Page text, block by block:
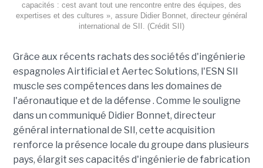
capacités : cest avant tout une rencontre entre des équipes, des
expertises et des cultures », assure Didier Bonnet, directeur général
international de SII. (Crédit SII)
Grâce aux récents rachats des sociétés d'ingénierie
espagnoles Airtificial et Aertec Solutions, l'ESN SII
muscle ses compétences dans les domaines de
l'aéronautique et de la défense . Comme le souligne
dans un communiqué Didier Bonnet, directeur
général international de SII, cette acquisition
renforce la présence locale du groupe dans plusieurs
pays, élargit ses capacités d'ingénierie de fabrication